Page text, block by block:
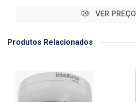
VER PREÇO
Produtos Relacionados